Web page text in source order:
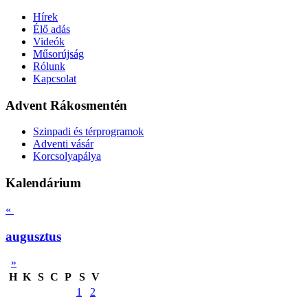
Hírek
Élő adás
Videók
Műsorújság
Rólunk
Kapcsolat
Advent Rákosmentén
Szinpadi és térprogramok
Adventi vásár
Korcsolyapálya
Kalendárium
«
augusztus
»
H K S C P S V
1
2